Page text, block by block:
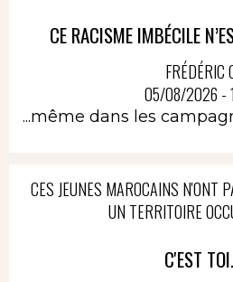
CE RACISME IMBÉCILE
FRÉDÉRIC
05/08/2026 -
...même dans les
CES JEUNES MAROCAINS N'ONT
UN TERRITOIRE
C'EST